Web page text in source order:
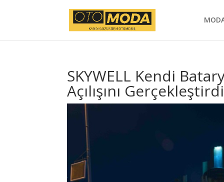
SKYWELL Kendi
Açılışını Gerçekleştirdi